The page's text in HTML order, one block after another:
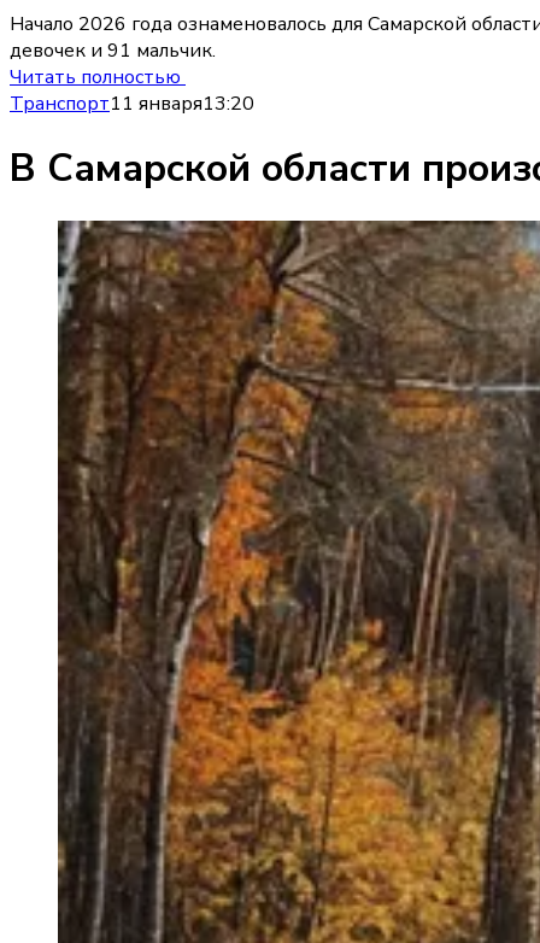
Начало 2026 года ознаменовалось для Самарской
девочек и 91 мальчик.
Читать полностью
Транспорт11 января13:20
В Самарской области